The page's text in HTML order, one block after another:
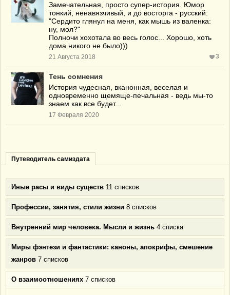
Замечательная, просто супер-история. Юмор
тонкий, ненавязчивый, и до восторга - русский:
"Сердито глянул на меня, как мышь из валенка:
ну, мол?"
Полночи хохотала во весь голос... Хорошо, хоть
дома никого не было)))
21 Августа 2018 3
Тень сомнения
История чудесная, вканонная, веселая и
одновременно щемяще-печальная - ведь мы-то
знаем как все будет...
17 Февраля 2020
Путеводитель самиздата
Иные расы и виды существ 11 списков
Профессии, занятия, стили жизни 8 списков
Внутренний мир человека. Мысли и жизнь 4 списка
Миры фэнтези и фантастики: каноны, апокрифы, смешение
жанров 7 списков
О взаимоотношениях 7 списков